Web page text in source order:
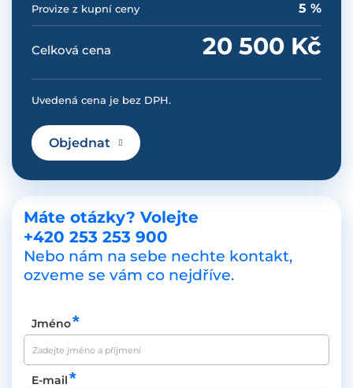
Provize z kupní ceny 5 %
Celková cena 20 500 Kč
Uvedená cena je bez DPH.
Objednat
Máte otázky? Volejte
+420 253 253 900
Nebo nám na sebe nechte kontakt,
ozveme se vám co nejdříve.
Jméno
E-mail